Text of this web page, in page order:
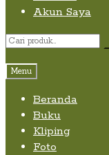
Akun Saya
Pencarian
Menu
Beranda
Buku
Kliping
Foto